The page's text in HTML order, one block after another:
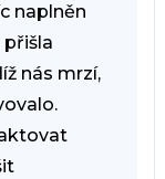
naplněn
přišla
nás mrzí,